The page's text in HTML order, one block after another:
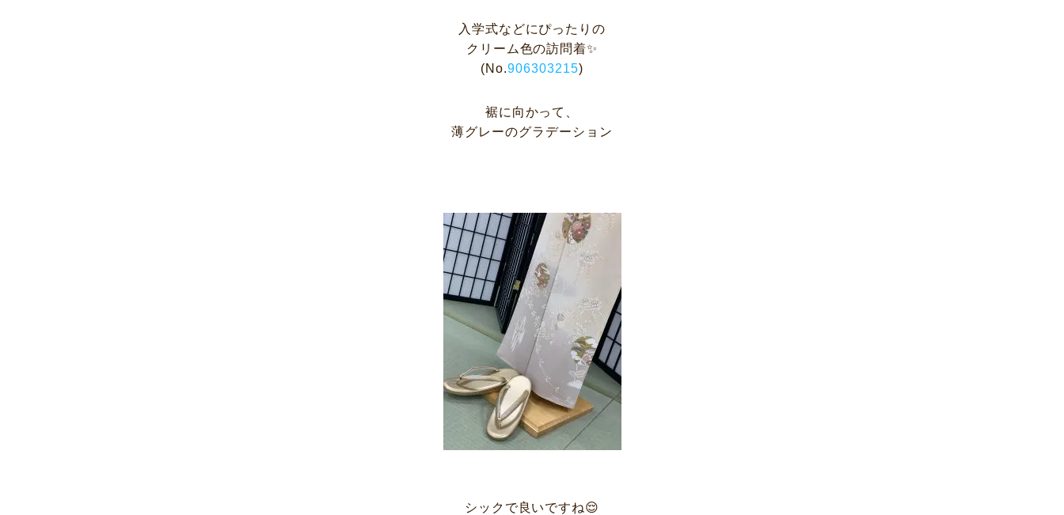
入学式などにぴったりの
クリーム色の訪問着✨
(No.906303215)
裾に向かって、
薄グレーのグラデーション
シックで良いですね😌